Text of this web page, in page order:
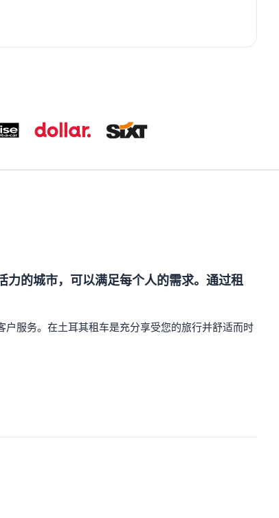
的城市，可以满足每个人的需求。通过租
服务。在土耳其租车是充分享受您的旅行并舒适而时